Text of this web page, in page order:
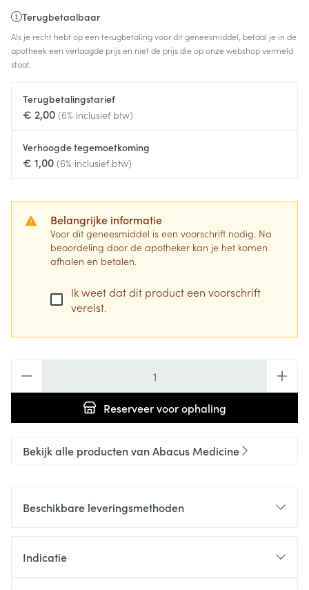
Terugbetaalbaar
Als je recht hebt op een terugbetaling voor dit geneesmiddel, betaal je in de
apotheek een verlaagde prijs en niet de prijs die op onze webshop vermeld
staat.
Terugbetalingstarief
€ 2,00 (6% inclusief btw)
Verhoogde tegemoetkoming
€ 1,00 (6% inclusief btw)
Belangrijke informatie
Voor dit geneesmiddel is een voorschrift nodig. Na
beoordeling door de apotheker kan je het komen
afhalen en betalen.
Ik weet dat dit product een voorschrift
vereist.
Reserveervoor ophaling
Bekijk alle producten van Abacus Medicine
Beschikbare leveringsmethoden
Indicatie